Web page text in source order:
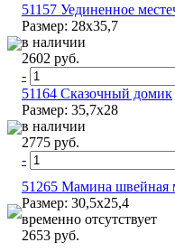
51157 Уединенное
Размер: 28x35,7
в наличии
2602 руб.
-
51164 Сказочный домик
Размер: 35,7x28
в наличии
2775 руб.
-
51265 Мамина швейная
Размер: 30,5х25,4
временно отсутствует
2653 руб.